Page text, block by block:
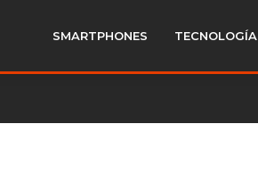
SMARTPHONES TECNOLOGÍA